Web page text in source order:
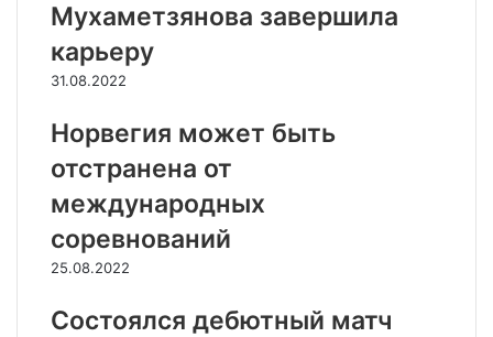
Мухаметзянова завершила
карьеру
31.08.2022
Норвегия может быть
отстранена от
международных
соревнований
25.08.2022
Состоялся дебютный матч